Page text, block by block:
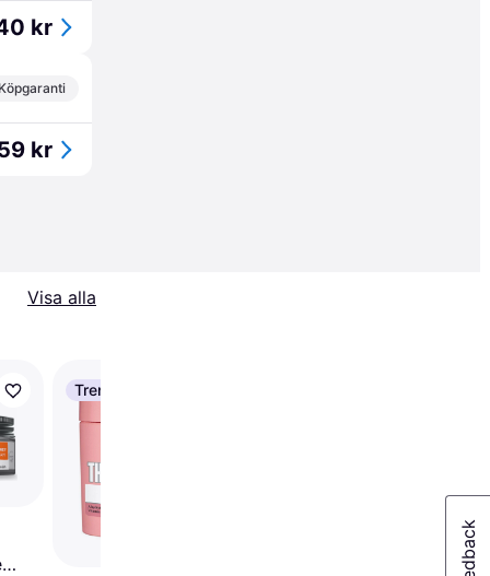
kr
Köpgaranti
kr
Visa alla
Trendande
Moisturizing Body